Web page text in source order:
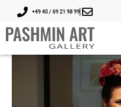
+49 40 / 69 21 98 99